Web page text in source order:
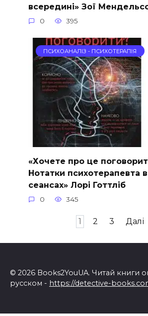
всередині» Зої
0 395
ПСИХОАНАЛІЗ - ПСИХОТЕРАПІЯ
«Хочете про це
Нотатки психотерапевта
сеансах» Лорі Готтліб
0 345
1 2 3 Далі
© 2026 Books2YouUA. Читай книги
русском - https://detective-